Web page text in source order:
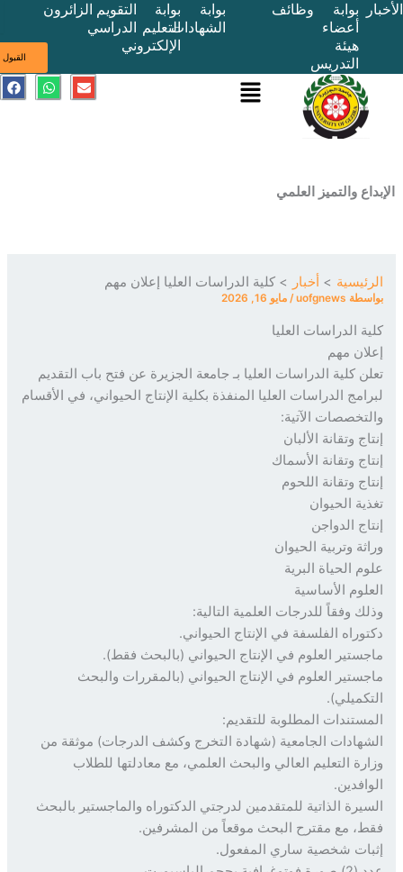
بوابة
التدريس
وظائف
الشهادات
بوابة
التعليم
الإلكتروني
التقويم
الدراسي
الزائرون
والتميز العلمي
القائمة E
W
h
F
a
أخبار كلية الدراسات العليا إعلان مهم
uofgnews
/مايو 16, 2026
الدراسات العليا
مهم
كلية الدراسات العليا بـ جامعة الجزيرة عن فتح باب التقديم
الدراسات العليا المنفذة بكلية الإنتاج الحيواني، في الأقسام
الآتية:
وتقانة الألبان
وتقانة الأسماك
وتقانة اللحوم
الحيوان
الدواجن
وتربية الحيوان
الحياة البرية
الأساسية
وفقاً للدرجات العلمية التالية:
الفلسفة في الإنتاج الحيواني.
العلوم في الإنتاج الحيواني (بالبحث فقط).
العلوم في الإنتاج الحيواني (بالمقررات والبحث
المطلوبة للتقديم:
الجامعية (شهادة التخرج وكشف الدرجات) موثقة من
التعليم العالي والبحث العلمي، مع معادلتها للطلاب
الذاتية للمتقدمين لدرجتي الدكتوراه والماجستير بالبحث
مع مقترح البحث موقعاً من المشرفين.
شخصية ساري المفعول.